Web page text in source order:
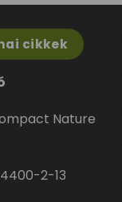
cikkek
Nature
2-13